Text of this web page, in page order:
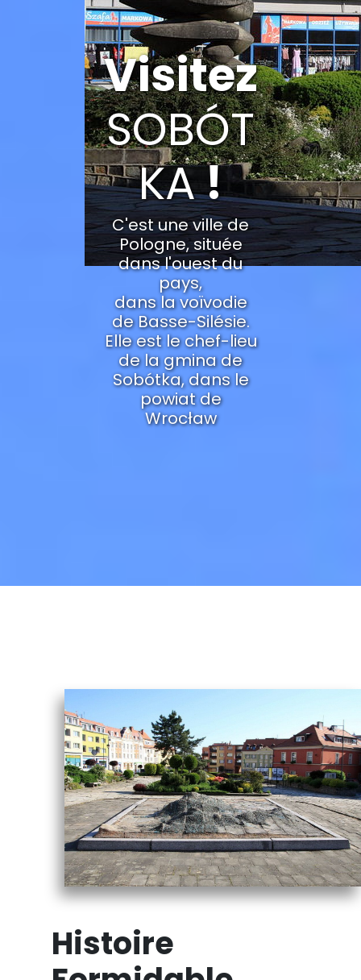
Visitez
SOBÓT
KA!
C'est une ville de
Pologne, située
dans l'ouest du
pays,
dans la voïvodie
de Basse-Silésie.
Elle est le chef-lieu
de la gmina de
Sobótka, dans le
powiat de
Wrocław
Histoire